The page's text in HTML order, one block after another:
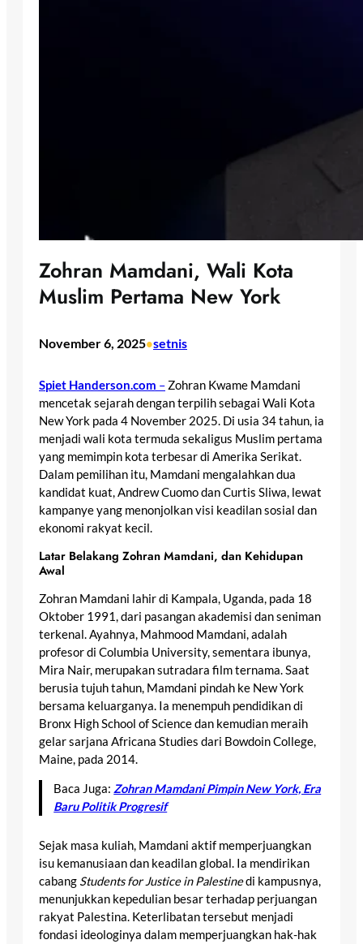
Zohran Mamdani, Wali Kota
Muslim Pertama New York
November 6, 2025•setnis
Spiet Handerson.com – Zohran Kwame Mamdani
mencetak sejarah dengan terpilih sebagai Wali Kota
New York pada 4 November 2025. Di usia 34 tahun, ia
menjadi wali kota termuda sekaligus Muslim pertama
yang memimpin kota terbesar di Amerika Serikat.
Dalam pemilihan itu, Mamdani mengalahkan dua
kandidat kuat, Andrew Cuomo dan Curtis Sliwa, lewat
kampanye yang menonjolkan visi keadilan sosial dan
ekonomi rakyat kecil.
Latar Belakang Zohran Mamdani, dan Kehidupan
Awal
Zohran Mamdani lahir di Kampala, Uganda, pada 18
Oktober 1991, dari pasangan akademisi dan seniman
terkenal. Ayahnya, Mahmood Mamdani, adalah
profesor di Columbia University, sementara ibunya,
Mira Nair, merupakan sutradara film ternama. Saat
berusia tujuh tahun, Mamdani pindah ke New York
bersama keluarganya. Ia menempuh pendidikan di
Bronx High School of Science dan kemudian meraih
gelar sarjana Africana Studies dari Bowdoin College,
Maine, pada 2014.
Baca Juga:Zohran Mamdani Pimpin New York, Era
Baru Politik Progresif
Sejak masa kuliah, Mamdani aktif memperjuangkan
isu kemanusiaan dan keadilan global. Ia mendirikan
cabang Students for Justice in Palestinedi kampusnya,
menunjukkan kepedulian besar terhadap perjuangan
rakyat Palestina. Keterlibatan tersebut menjadi
fondasi ideologinya dalam memperjuangkan hak-hak